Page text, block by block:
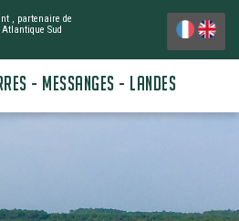
, partenaire de
Sud
- MESSANGES - LANDES